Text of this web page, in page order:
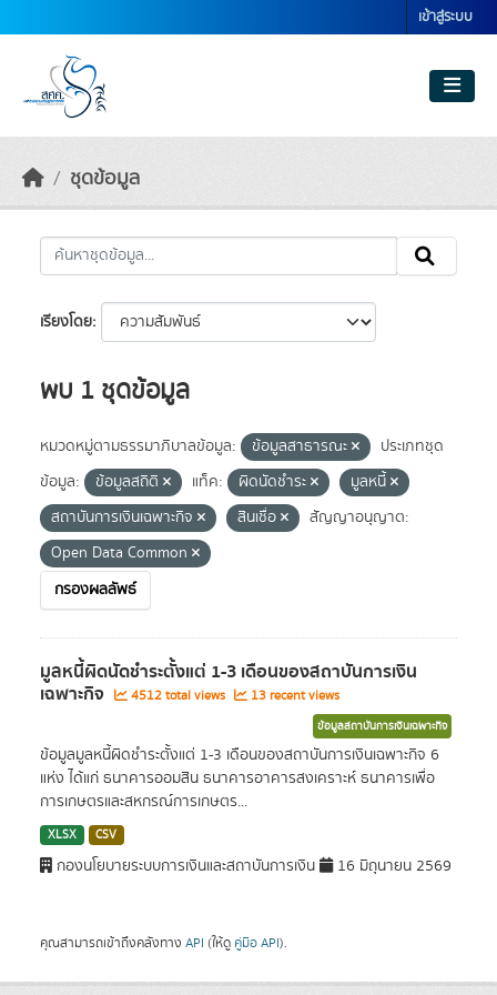
เข้าสู่ระบบ
ชุดข้อมูล
เรียงโดย
พบ 1 ชุดข้อมูล
หมวดหมู่ตามธรรมาภิบาลข้อมูล: ข้อมูลสาธารณะ
ประเภทชุด
ข้อมูล:
ข้อมูลสถิติ แท็ค: ผิดนัดชำระ
มูลหนี้
สถาบันการเงินเฉพาะกิจ
สินเชื่อ
สัญญาอนุญาต:
Open Data Common
กรองผลลัพธ์
มูลหนี้ผิดนัดชำระตั้งแต่ 1-3 เดือนของสถาบันการเงิน
เฉพาะกิจ 4512 total views 13 recent views
ข้อมูลสถาบันการเงินเฉพาะกิจ
ข้อมูลมูลหนี้ผิดชำระตั้งแต่ 1-3 เดือนของสถาบันการเงินเฉพาะกิจ 6
แห่ง ได้แก่ ธนาคารออมสิน ธนาคารอาคารสงเคราะห์ ธนาคารเพื่อ
การเกษตรและสหกรณ์การเกษตร...
XLSX CSV
กองนโยบายระบบการเงินและสถาบันการเงิน 16 มิถุนายน 2569
คุณสามารถเข้าถึงคลังทาง API (ให้ดู คู่มือ API).